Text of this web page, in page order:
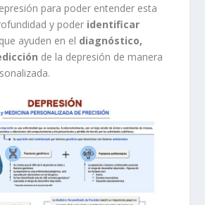
para poder entender esta
y poder identificar
que ayuden en el diagnóstico,
de la depresión de manera